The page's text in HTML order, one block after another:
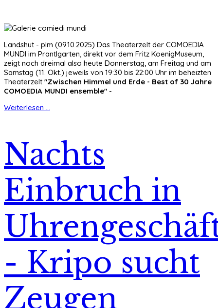
Landshut - plm (09.10.2025) Das Theaterzelt der COMOEDIA
MUNDI im Prantlgarten, direkt vor dem Fritz KoenigMuseum,
zeigt noch dreimal also heute Donnerstag, am Freitag und am
Samstag (11. Okt.) jeweils von 19:30 bis 22:00 Uhr im beheizten
Theaterzelt "Zwischen Himmel und Erde - Best of 30 Jahre
COMOEDIA MUNDI ensemble" -
Weiterlesen ...
Nachts
Einbruch in
- Kripo sucht
Zeugen